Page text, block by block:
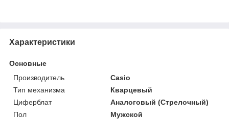
Характеристики
Основные
Производитель
Casio
Тип механизма
Кварцевый
Циферблат
Аналоговый (Стрелочный)
Пол
Мужской